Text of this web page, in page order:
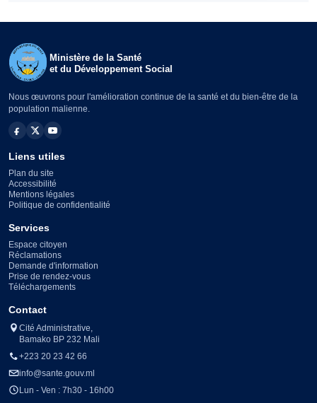
Ministère de la Santé
et du Développement Social
Nous œuvrons pour l'amélioration continue de la santé et du bien-être de la
population malienne.
Liens utiles
Plan du site
Accessibilité
Mentions légales
Politique de confidentialité
Services
Espace citoyen
Réclamations
Demande d'information
Prise de rendez-vous
Téléchargements
Contact
Cité Administrative,
Bamako BP 232 Mali
+223 20 23 42 66
info@sante.gouv.ml
Lun - Ven : 7h30 - 16h00